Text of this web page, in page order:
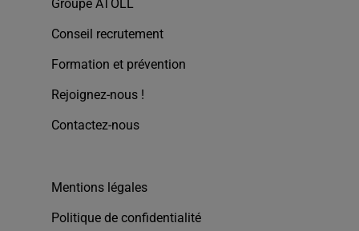
Groupe ATOLL
Conseil recrutement
Formation et prévention
Rejoignez-nous !
Contactez-nous
Mentions légales
Politique de confidentialité